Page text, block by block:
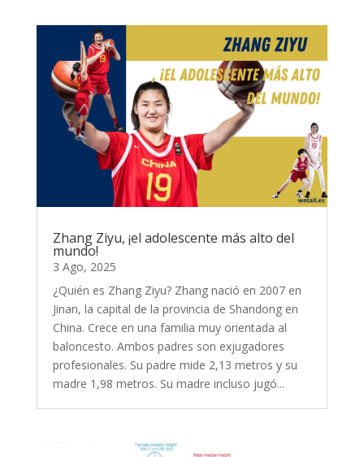
Zhang Ziyu, ¡el adolescente más alto del
mundo!
3 Ago, 2025
¿Quién es Zhang Ziyu? Zhang nació en 2007 en
Jinan, la capital de la provincia de Shandong en
China. Crece en una familia muy orientada al
baloncesto. Ambos padres son exjugadores
profesionales. Su padre mide 2,13 metros y su
madre 1,98 metros. Su madre incluso jugó...